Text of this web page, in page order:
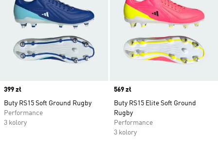
Price
399 zł
Buty RS15 Soft Ground Rugby
Performance
3 kolory
Price
569 zł
Buty RS15 Elite Soft Ground
Rugby
Performance
3 kolory